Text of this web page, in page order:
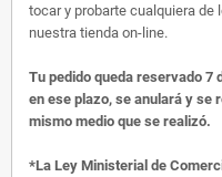
tocar y probarte cualquiera de
nuestra tienda on-line.
Tu pedido queda reservado 7
en ese plazo, se anulará y se
mismo medio que se realizó.
*La Ley Ministerial de